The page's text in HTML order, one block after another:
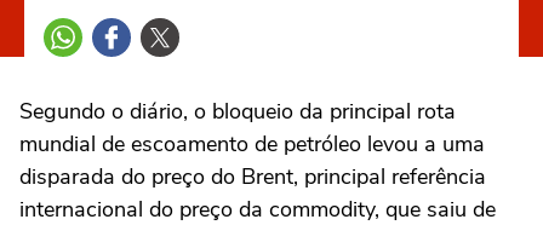
Segundo o diário, o bloqueio da principal rota
mundial de escoamento de petróleo levou a uma
disparada do preço do Brent, principal referência
internacional do preço da commodity, que saiu de